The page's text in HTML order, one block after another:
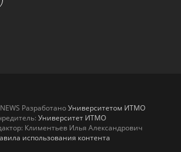
РазработаноУниверситетом ИТМО
Университет ИТМО
Климентьев Илья Александрович
использования контента